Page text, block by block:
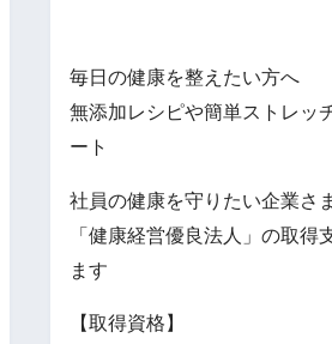
毎日の健康を整えたい方へ
無添加レシピや簡単ストレッ
ート
社員の健康を守りたい企業さ
「健康経営優良法人」の取得
ます
【取得資格】